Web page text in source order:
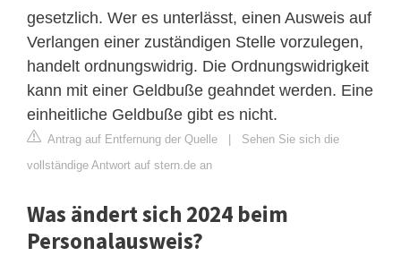
gesetzlich. Wer es unterlässt, einen Ausweis auf
Verlangen einer zuständigen Stelle vorzulegen,
handelt ordnungswidrig. Die Ordnungswidrigkeit
kann mit einer Geldbuße geahndet werden. Eine
einheitliche Geldbuße gibt es nicht.
Antrag auf Entfernung der Quelle | Sehen Sie sich die
vollständige Antwort auf stern.de an
Was ändert sich 2024 beim
Personalausweis?